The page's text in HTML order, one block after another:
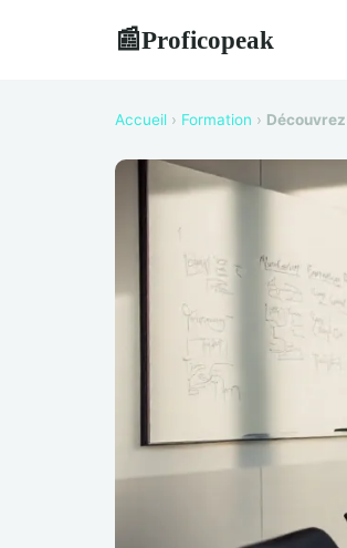
📰Proficopeak
Accueil › Formation ›